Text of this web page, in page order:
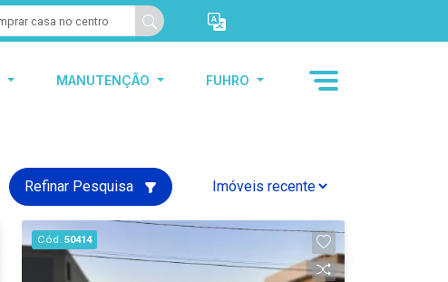
MANUTENÇÃO FUHRO
Refinar Pesquisa
Cód. 50414